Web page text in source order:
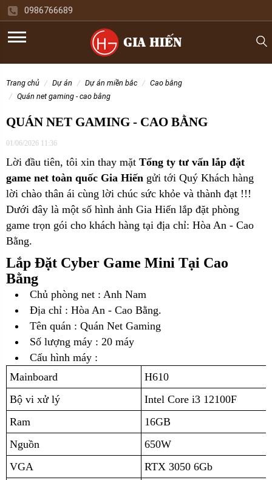
0986766689
trang chủ dự án dự án miền bắc
cao bằng
quán net gaming - cao bằng
QUÁN NET GAMING - CAO BẰNG
01/06/2026 11:36
Lời đầu tiên, tôi xin thay mặt Tổng ty tư vấn lắp đặt
game net toàn quốc Gia Hiến gửi tới Quý Khách hàng
lời chào thân ái cùng lời chúc sức khỏe và thành đạt !!!
Dưới đây là một số hình ảnh Gia Hiến lắp đặt phòng
game trọn gói cho khách hàng tại địa chỉ: Hòa An - Cao
Bằng.
Lắp Đặt Cyber Game Mini Tại Cao
Bằng
Chủ phòng net : Anh Nam
Địa chỉ : Hòa An - Cao Bằng.
Tên quán : Quán Net Gaming
Số lượng máy : 20 máy
Cấu hình máy :
Mainboard
H610
Bộ vi xử lý
Intel Core i3 12100F
Ram
16GB
Nguồn
650W
VGA
RTX 3050 6Gb